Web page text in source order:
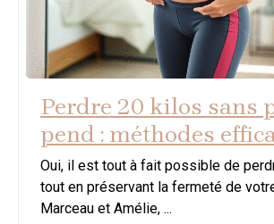
Perdre 20 kilos sans
pend : méthodes
Oui, il est tout à fait possible de
tout en préservant la fermeté de
Marceau et Amélie, ...